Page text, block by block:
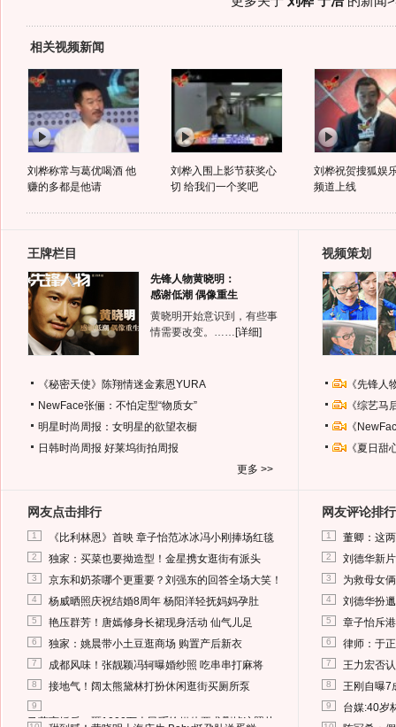
相关视频新闻
刘桦称常与葛优喝酒 他
赚的多都是他请
刘桦入围上影节获奖心
切 给我们一个奖吧
刘桦祝贺搜狐娱
频道上线
王牌栏目
先锋人物黄晓明：
感谢低潮 偶像重生
黄晓明开始意识到，有些事
情需要改变。…… [详细]
《秘密天使》陈翔情迷金素恩YURA
NewFace张俪：不怕定型“物质女”
明星时尚周报：女明星的欲望衣橱
日韩时尚周报 好莱坞街拍周报
更多 >>
视频策划
《先锋
《综艺
《
《夏日
网友点击排行
1 《比利林恩》首映 章子怡范冰冰冯小刚捧场红毯
2 独家：买菜也要拗造型！金星携女逛街有派头
3 京东和奶茶哪个更重要？刘强东的回答全场大笑！
4 杨威晒照庆祝结婚8周年 杨阳洋轻抚妈妈孕肚
5 艳压群芳！唐嫣修身长裙现身活动 仙气儿足
6 独家：姚晨带小土豆逛商场 购置产后新衣
7 成都风味！张靓颖冯轲曝婚纱照 吃串串打麻将
8 接地气！阔太熊黛林打扮休闲逛街买厕所泵
9
马蓉离婚后，砸1000万人民币给媒体要求删掉这照片
网友评论排行
1 董卿：这
2 刘德华新
3 为救母女
4 刘德华扮
5 章子怡斥
6 律师：于
7 王力宏否
8 王刚自曝7
9 台媒:40岁